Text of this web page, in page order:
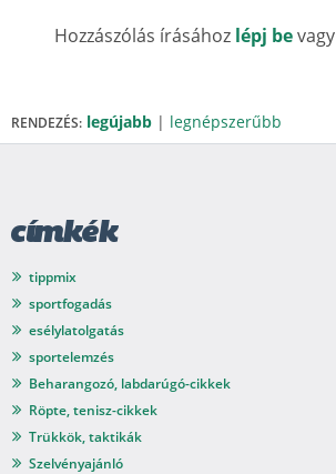
Hozzászólás írásához lépj bevagy
RENDEZÉS: legújabb | legnépszerűbb
címkék
tippmix
sportfogadás
esélylatolgatás
sportelemzés
Beharangozó, labdarúgó-cikkek
Röpte, tenisz-cikkek
Trükkök, taktikák
Szelvényajánló